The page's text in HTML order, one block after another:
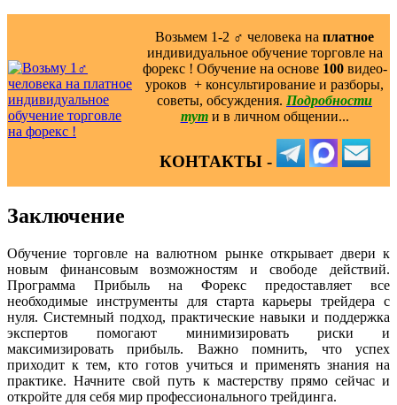
Возьмем 1-2 ‍♂️ человека на платное
индивидуальное обучение торговле на
форекс ! Обучение на основе 100видео-
уроков ️ + консультирование и разборы,
советы, обсуждения. Подробности
тут и в личном общении...
КОНТАКТЫ -
Заключение
Обучение торговле на валютном рынке открывает двери к
новым финансовым возможностям и свободе действий.
Программа Прибыль на Форекс предоставляет все
необходимые инструменты для старта карьеры трейдера с
нуля. Системный подход, практические навыки и поддержка
экспертов помогают минимизировать риски и
максимизировать прибыль. Важно помнить, что успех
приходит к тем, кто готов учиться и применять знания на
практике. Начните свой путь к мастерству прямо сейчас и
откройте для себя мир профессионального трейдинга.